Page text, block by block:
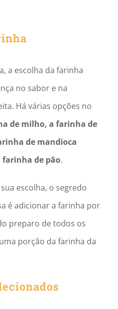
a escolha da farinha
no sabor e na
Há várias opções no
de milho, a farinha de
de mandioca
farinha de pão.
escolha, o segredo
é adicionar a farinha por
preparo de todos os
porção da farinha da